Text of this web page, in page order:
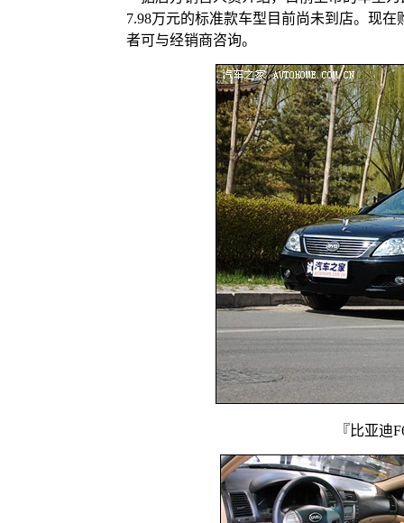
7.98万元的标准款车型目前尚未到店。现
者可与经销商咨询。
『比亚迪